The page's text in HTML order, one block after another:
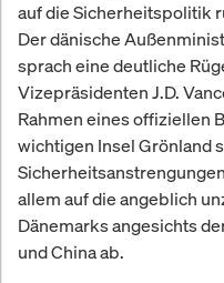
auf die Sicherheitspolitik
Der dänische
sprach eine deutliche
Vizepräsidenten J.D.
Rahmen eines offiziellen
wichtigen Insel Grönland
allem auf die angeblich
Dänemarks angesichts
und China ab.